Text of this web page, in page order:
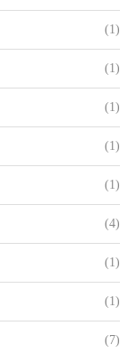
(1)
(1)
(1)
(1)
(1)
(4)
(1)
(1)
(7)